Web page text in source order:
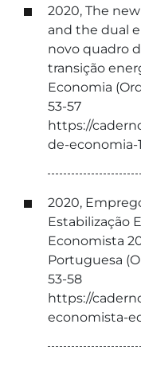
2020, The
and the dual
novo quadro
transição
Economia
53-57
https://
de-economia-
2020,
Estabilização
Economista
Portuguesa
53-58
https://
economista-